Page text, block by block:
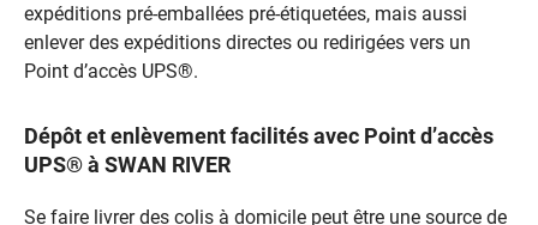
expéditions pré-emballées pré-étiquetées, mais aussi
enlever des expéditions directes ou redirigées vers un
Point d’accès UPS®.
Dépôt et enlèvement facilités avec Point d’accès
UPS® à SWAN RIVER
Se faire livrer des colis à domicile peut être une source de